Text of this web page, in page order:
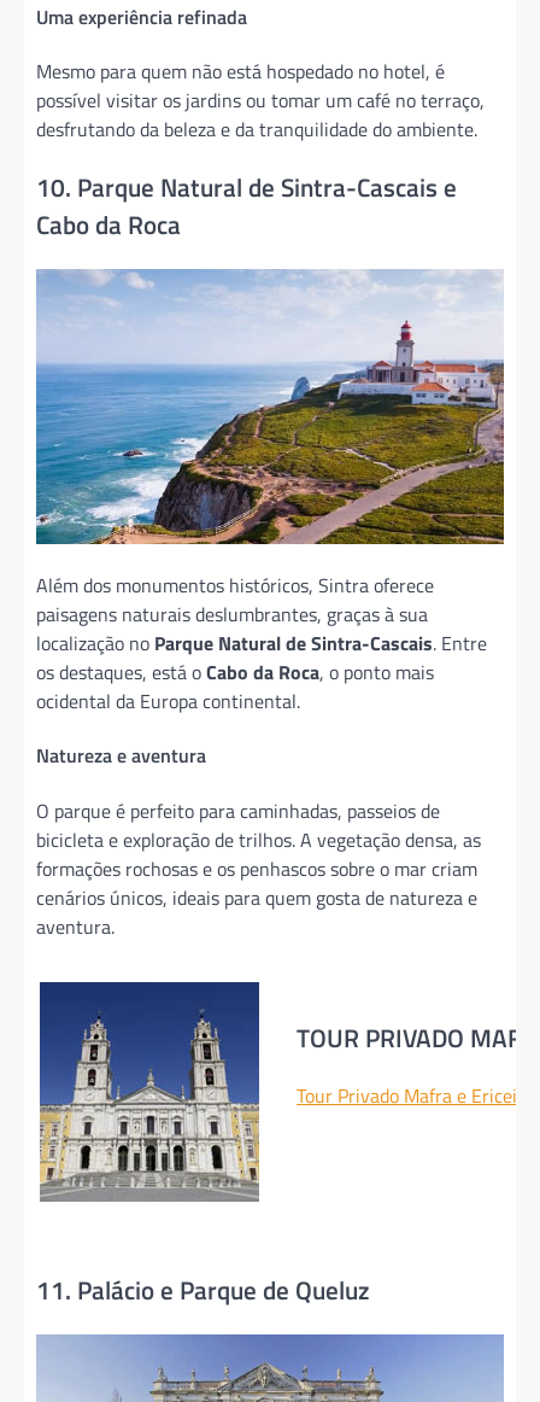
Uma experiência refinada
Mesmo para quem não está hospedado no hotel, é
possível visitar os jardins ou tomar um café no terraço,
desfrutando da beleza e da tranquilidade do ambiente.
10. Parque Natural de Sintra-Cascais e
Cabo da Roca
Além dos monumentos históricos, Sintra oferece
paisagens naturais deslumbrantes, graças à sua
localização no Parque Natural de Sintra-Cascais. Entre
os destaques, está oCabo da Roca, o ponto mais
ocidental da Europa continental.
Natureza e aventura
O parque é perfeito para caminhadas, passeios de
bicicleta e exploração de trilhos. A vegetação densa, as
formações rochosas e os penhascos sobre o mar criam
cenários únicos, ideais para quem gosta de natureza e
aventura.
TOUR PRIVADO
Tour Privado Mafra e Ericeira
11. Palácio e Parque de Queluz